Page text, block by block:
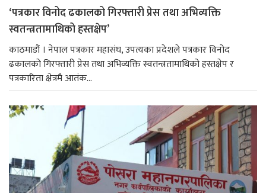
‘पत्रकार विनोद ढकालको गिरफ्तारी प्रेस तथा अभिव्यक्ति
स्वतन्त्रतामाथिको हस्तक्षेप’
काठमाडौं । नेपाल पत्रकार महासंघ, उपत्यका प्रदेशले पत्रकार विनोद
ढकालको गिरफ्तारी प्रेस तथा अभिव्यक्ति स्वतन्त्रतामाथिको हस्तक्षेप र
पत्रकारिता क्षेत्रमै आतंक...